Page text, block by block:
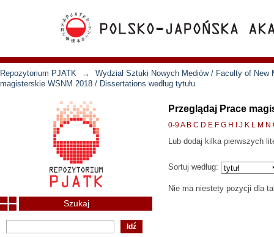
Repozytorium PJATK →
Wydział Sztuki Nowych Mediów / Faculty of New
magisterskie WSNM 2018 / Dissertations według tytułu
Przeglądaj Prace
0-9A B C D E F G H J K L M N
Lub dodaj kilka pierwszych
Sortuj według:
Nie ma niestety pozycji dla
Szukaj